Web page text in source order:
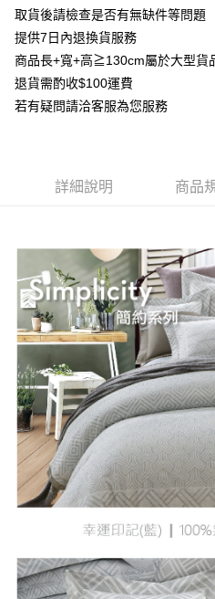
AFTEE先享後付是「在收到商品之後才
便利好安心！
１．簡單：不需註冊會員、不需綁卡、
２．便利：只要手機號碼，簡訊認證，
３．安心：先確認商品／服務後，再付款
３．收到繳費通知簡訊後14天內，點擊
後付繳納相關費用。
※ 交易是否成功請以「AFTEE先享後
是否繳費成功／繳費後需取消欲退款等
客戶支援中心」https://
【注意事項】
１．透過由恩沛科技股份有限公司提供
易，需依本服務之必要範圍內提供個
權轉讓予恩沛科技股份有限公司。
２．關於個人資料處理事宜，請瀏覽以
https://aftee.tw/terms/#terms3
３．未成年的使用者請事先徵得法定代
「AFTEE先享後付」，若未經同意申
任。
４．使用「AFTEE先享後付」時，將
時審查核予不同之上限額度；若仍有
５．嚴禁一人註冊多個帳號或使用他人
ATM付款
運送方式
付款後全家取貨
每筆NT$80，滿NT$1,700(含以上)
每筆NT$100，滿NT$3,000(含以
取貨後請檢查是否有無缺件等問題
提供7日內退換貨服務
商品長+寬+高≧130cm屬於大型貨
退貨需酌收$100運費
若有疑問請洽客服為您服務
詳細說明 商品